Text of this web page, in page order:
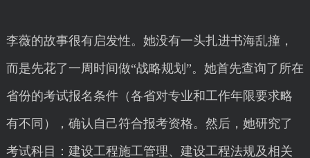
李薇的故事很有启发性。她没有一头扎进书海乱撞，
而是先花了一周时间做“战略规划”。她首先查询了所在
省份的考试报名条件（各省对专业和工作年限要求略
有不同），确认自己符合报考资格。然后，她研究了
考试科目：建设工程施工管理、建设工程法规及相关